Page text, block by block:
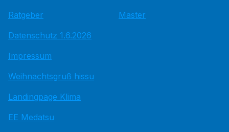
Ratgeber
Datenschutz 1.6.2026
Impressum
Weihnachtsgruß hissu
Landingpage Klima
EE Medatsu
Master